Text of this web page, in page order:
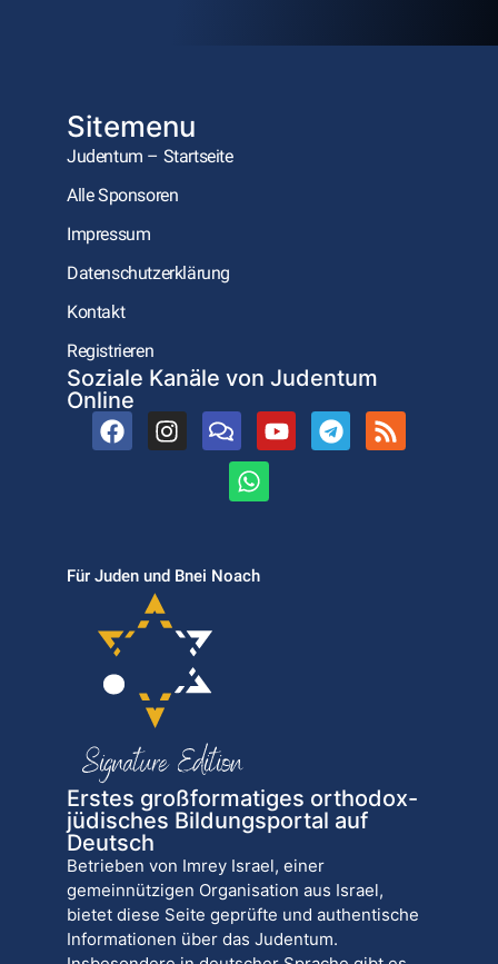
Sitemenu
Judentum – Startseite
Alle Sponsoren
Impressum
Datenschutzerklärung
Kontakt
Registrieren
Soziale Kanäle von Judentum
Online
Für Juden und Bnei Noach
Erstes großformatiges orthodox-
jüdisches Bildungsportal auf
Deutsch
Betrieben von Imrey Israel, einer
gemeinnützigen Organisation aus Israel,
bietet diese Seite geprüfte und authentische
Informationen über das Judentum.